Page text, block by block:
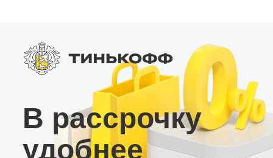
Расширение памяти через 3 внешних USB
портa; • Слот для 4G сим карты, встроенный
вентилятор охлаждения; • Поддержка AHD
камеры заднего вида и USB
видеорегистратора. Эта магнитола –
оптимальное сочетание производительности,
функциональности и стиля для любого
автомобиля.
В рассрочку
удобнее